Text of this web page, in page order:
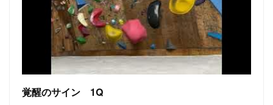
覚醒のサイン 1Q